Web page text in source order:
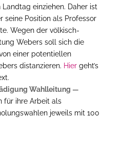
einziehen. Daher ist
seine Position als Professor
Wegen der völkisch-
Webers soll sich die
einer potentiellen
distanzieren. Hiergeht’s
Wahlleitung —
für ihre Arbeit als
jeweils mit 100